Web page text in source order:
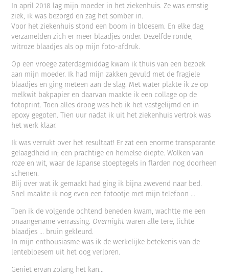
In april 2018 lag mijn moeder in het ziekenhuis. Ze was ernstig
ziek, ik was bezorgd en zag het somber in.
Voor het ziekenhuis stond een boom in bloesem. En elke dag
verzamelden zich er meer blaadjes onder. Dezelfde ronde,
witroze blaadjes als op mijn foto-afdruk.
Op een vroege zaterdagmiddag kwam ik thuis van een bezoek
aan mijn moeder. Ik had mijn zakken gevuld met de fragiele
blaadjes en ging meteen aan de slag. Met water plakte ik ze op
melkwit bakpapier en daarvan maakte ik een collage op de
fotoprint. Toen alles droog was heb ik het vastgelijmd en in
epoxy gegoten. Tien uur nadat ik uit het ziekenhuis vertrok was
het werk klaar.
Ik was verrukt over het resultaat! Er zat een enorme transparante
gelaagdheid in; een prachtige en hemelse diepte. Wolken van
roze en wit, waar de Japanse stoeptegels in flarden nog doorheen
schenen.
Blij over wat ik gemaakt had ging ik bijna zwevend naar bed.
Snel maakte ik nog even een fotootje met mijn telefoon …
Toen ik de volgende ochtend beneden kwam, wachtte me een
onaangename verrassing. Overnight waren alle tere, lichte
blaadjes … bruin gekleurd.
In mijn enthousiasme was ik de werkelijke betekenis van de
lentebloesem uit het oog verloren.
Geniet ervan zolang het kan…